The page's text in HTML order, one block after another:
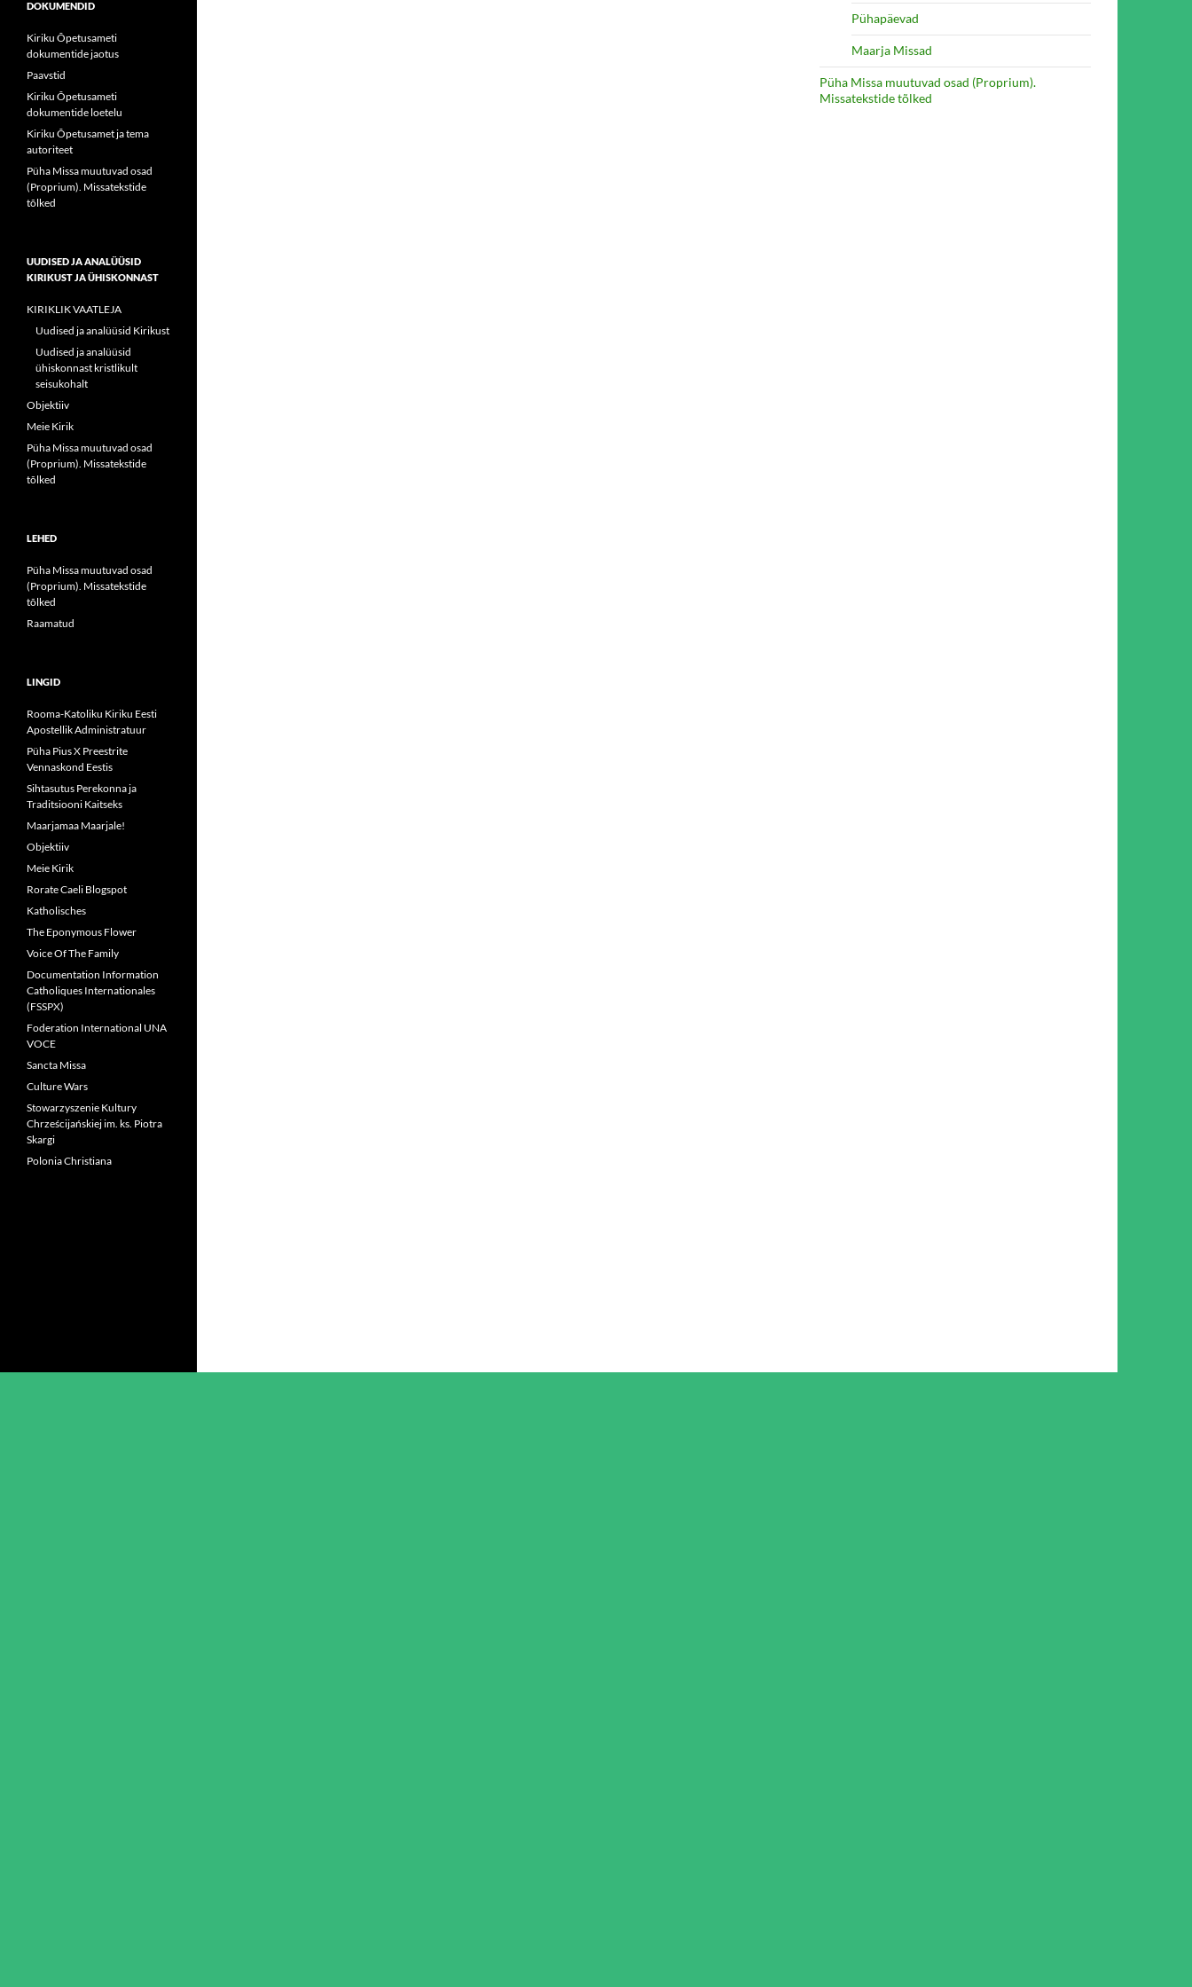
Pühapäevad
Maarja Missad
Püha Missa muutuvad osad (Proprium).
Missatekstide tõlked
DOKUMENDID
Kiriku Õpetusameti
dokumentide jaotus
Paavstid
Kiriku Õpetusameti
dokumentide loetelu
Kiriku Õpetusamet ja tema
autoriteet
Püha Missa muutuvad osad
(Proprium). Missatekstide
tõlked
UUDISED JA ANALÜÜSID
KIRIKUST JA ÜHISKONNAST
KIRIKLIK VAATLEJA
Uudised ja analüüsid Kirikust
Uudised ja analüüsid
ühiskonnast kristlikult
seisukohalt
Objektiiv
Meie Kirik
Püha Missa muutuvad osad
(Proprium). Missatekstide
tõlked
LEHED
Püha Missa muutuvad osad
(Proprium). Missatekstide
tõlked
Raamatud
LINGID
Rooma-Katoliku Kiriku Eesti
Apostellik Administratuur
Püha Pius X Preestrite
Vennaskond Eestis
Sihtasutus Perekonna ja
Traditsiooni Kaitseks
Maarjamaa Maarjale!
Objektiiv
Meie Kirik
Rorate Caeli Blogspot
Katholisches
The Eponymous Flower
Voice Of The Family
Documentation Information
Catholiques Internationales
(FSSPX)
Foderation International UNA
VOCE
Sancta Missa
Culture Wars
Stowarzyszenie Kultury
Chrześcijańskiej im. ks. Piotra
Skargi
Polonia Christiana